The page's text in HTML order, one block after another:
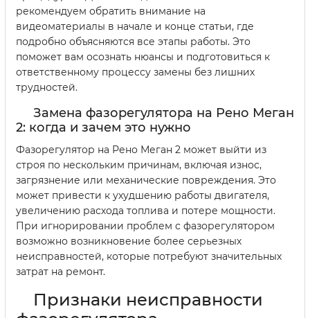
рекомендуем обратить внимание на
видеоматериалы в начале и конце статьи, где
подробно объясняются все этапы работы. Это
поможет вам осознать нюансы и подготовиться к
ответственному процессу замены без лишних
трудностей.
Замена фазорегулятора на Рено Меган
2: когда и зачем это нужно
Фазорегулятор на Рено Меган 2 может выйти из
строя по нескольким причинам, включая износ,
загрязнение или механические повреждения. Это
может привести к ухудшению работы двигателя,
увеличению расхода топлива и потере мощности.
При игнорировании проблем с фазорегулятором
возможно возникновение более серьезных
неисправностей, которые потребуют значительных
затрат на ремонт.
Признаки неисправности